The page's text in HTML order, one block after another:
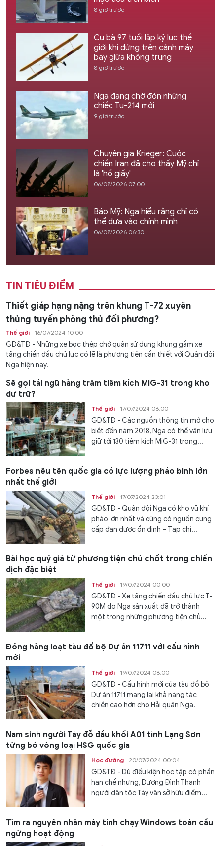
8 giờ trước
Cụ bà 97 tuổi lập kỷ lục thế
giới khi đứng trên cánh máy
bay giữa không trung
8 giờ trước
Nga đang chờ đón những
chiếc Tu-214 mới
9 giờ trước
Chuyên gia Krieger: Cuộc
chiến Iran đã cho thấy Mỹ chỉ
là 'hổ giấy'
06/08/2026 07:00
Báo Mỹ: Nga hiểu rằng chỉ có
thể dựa vào chính mình
06/08/2026 06:30
TIN TIÊU ĐIỂM
Thiết giáp hạng nặng trên khung T-72 xuyên
thủng tuyến phòng thủ đối phương?
Thế giới 16/07/2024 10:00
GD&TĐ - Những xe bọc thép chở quân sử dụng khung gầm xe
tăng chiến đấu chủ lực có lẽ là phương tiện cần thiết với Quân đội
Nga hiện nay.
Sẽ gọi tái ngũ hàng trăm tiêm kích MiG-31 trong kho
dự trữ?
Thế giới 17/07/2024 06:00
GD&TĐ - Các nguồn thông tin mở cho
biết đến năm 2018, Nga có thể vẫn lưu
giữ tới 130 tiêm kích MiG-31 trong...
Forbes nêu tên quốc gia có lực lượng pháo binh lớn
nhất thế giới
Thế giới 17/07/2024 23:01
GD&TĐ - Quân đội Nga có kho vũ khí
pháo lớn nhất và cũng có nguồn cung
cấp đạn dược ổn định – Tạp chí...
Bài học quý giá từ phương tiện chủ chốt trong chiến
dịch đặc biệt
Thế giới 19/07/2024 00:00
GD&TĐ - Xe tăng chiến đấu chủ lực T-
90M do Nga sản xuất đã trở thành
một trong những phương tiện chủ...
Đóng hàng loạt tàu đổ bộ Dự án 11711 với cấu hình
mới
Thế giới 19/07/2024 08:00
GD&TĐ - Cấu hình mới của tàu đổ bộ
Dự án 11711 mang lại khả năng tác
chiến cao hơn cho Hải quân Nga.
Nam sinh người Tày đỗ đầu khối A01 tỉnh Lạng Sơn
từng bỏ vòng loại HSG quốc gia
Học đường 20/07/2024 00:04
GD&TĐ - Dù điều kiện học tập có phần
hạn chế nhưng, Dương Đình Thanh
người dân tộc Tày vẫn sở hữu điểm...
Tìm ra nguyên nhân máy tính chạy Windows toàn cầu
ngừng hoạt động